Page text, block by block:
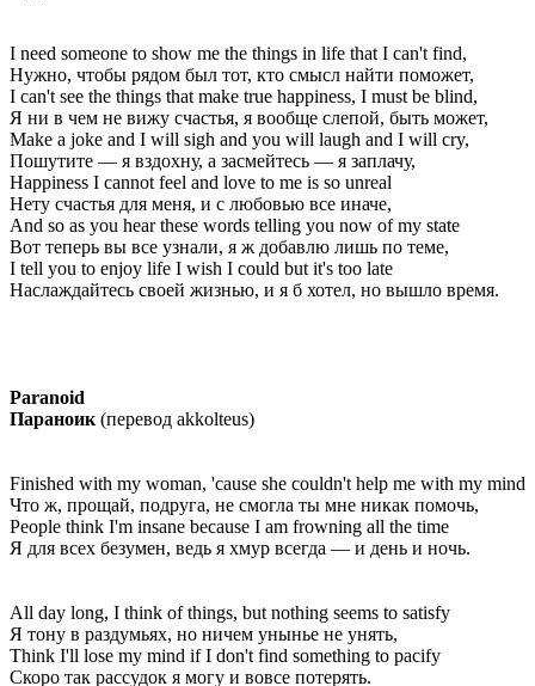
I need someone to show me the things in life that I can't find,
Нужно, чтобы рядом был тот, кто смысл найти поможет,
I can't see the things that make true happiness, I must be blind,
Я ни в чем не вижу счастья, я вообще слепой, быть может,
Make a joke and I will sigh and you will laugh and I will cry,
Пошутите — я вздохну, а засмейтесь — я заплачу,
Happiness I cannot feel and love to me is so unreal
Нету счастья для меня, и с любовью все иначе,
And so as you hear these words telling you now of my state
Вот теперь вы все узнали, я ж добавлю лишь по теме,
I tell you to enjoy life I wish I could but it's too late
Наслаждайтесь своей жизнью, и я б хотел, но вышло время.
Paranoid
Параноик (перевод akkolteus)
Finished with my woman, 'cause she couldn't help me with my mind
Что ж, прощай, подруга, не смогла ты мне никак помочь,
People think I'm insane because I am frowning all the time
Я для всех безумен, ведь я хмур всегда — и день и ночь.
All day long, I think of things, but nothing seems to satisfy
Я тону в раздумьях, но ничем унынье не унять,
Think I'll lose my mind if I don't find something to pacify
Скоро так рассудок я могу и вовсе потерять.